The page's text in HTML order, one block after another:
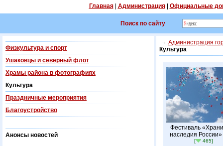
Главная| Администрация| Официальные
Поиск по сайту
Физкультура и спорт
Ушаковцы и северный флот
Храмы района в фотографиях
Культура
Праздничные мероприятия
Благоустройство
Анонсы новостей
Администрация
Культура
Фестиваль
наследия
[ 465]